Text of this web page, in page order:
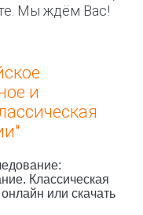
Мы ждём Вас!
и
Классическая
или скачать